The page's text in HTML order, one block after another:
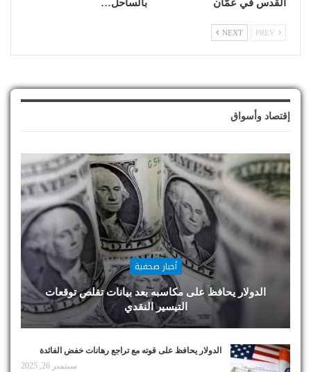
القدس في عمّان
بالساحل…
NEXT
إقتصاد وأسواق
أخبار صحفية
الدولار يحافظ على مكاسبه بعد بيانات تقلص توقعات
التيسير النقدي
الدولار يحافظ على قوته مع تراجع رهانات خفض الفائدة
سبتمبر 26, 2025